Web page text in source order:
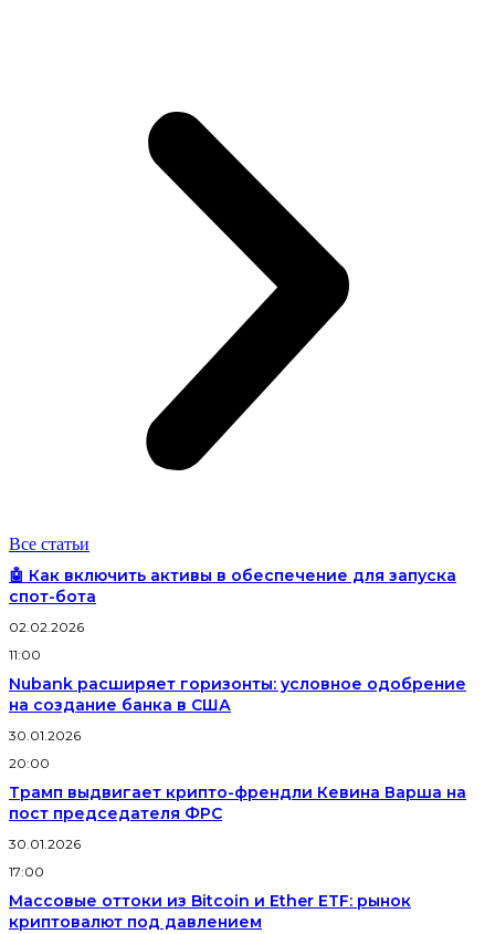
Все статьи
🤖 Как включить активы в обеспечение для запуска
спот-бота
02.02.2026
11:00
Nubank расширяет горизонты: условное одобрение
на создание банка в США
30.01.2026
20:00
Трамп выдвигает крипто-френдли Кевина Варша на
пост председателя ФРС
30.01.2026
17:00
Массовые оттоки из Bitcoin и Ether ETF: рынок
криптовалют под давлением